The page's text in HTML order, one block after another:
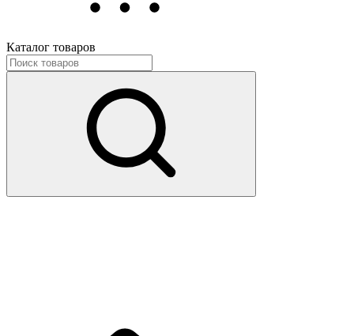
Каталог товаров